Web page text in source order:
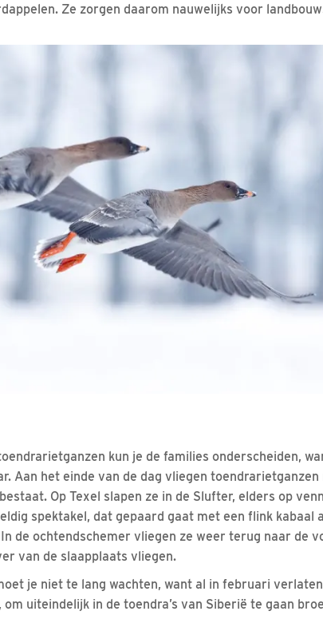
Ze zorgen daarom nauwelijks voor
kun je de families onderscheiden,
Aan het einde van de dag vliegen toendrarietganzen
Op Texel slapen ze in de Slufter, elders op
spektakel, dat gepaard gaat met een flink kabaal
de ochtendschemer vliegen ze weer terug naar de
van de slaapplaats vliegen.
je niet te lang wachten, want al in februari
uiteindelijk in de toendra’s van Siberië te gaan